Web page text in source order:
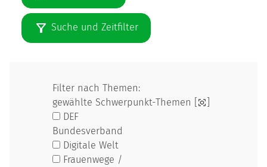
Suche und Zeitfilter
Filter nach Themen:
gewählte Schwerpunkt-Themen [
DEF
Bundesverband
Digitale Welt
Frauenwege /